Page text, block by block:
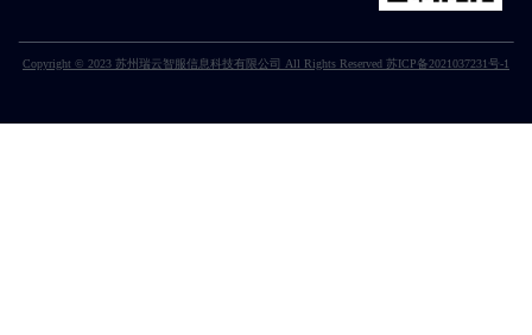
Copyright © 2023 苏州瑞云智服信息科技有限公司 All Rights Reserved 苏ICP备2021037231号-1